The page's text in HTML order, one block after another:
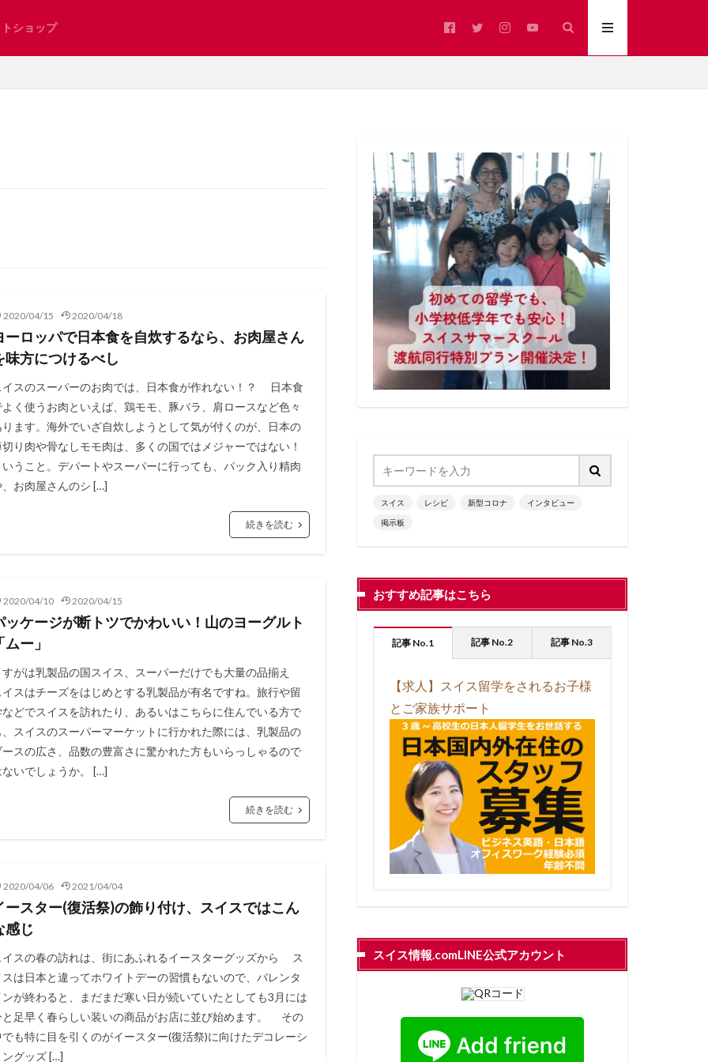
ショップ
2020/04/15 2020/04/18
ーロッパで日本食を自炊するなら、お肉屋さん
味方につけるべし
イスのスーパーのお肉では、日本食が作れない！？ 日本食
よく使うお肉といえば、鶏モモ、豚バラ、肩ロースなど色々
ります。海外でいざ自炊しようとして気が付くのが、日本の
切り肉や骨なしモモ肉は、多くの国ではメジャーではない！
いうこと。デパートやスーパーに行っても、パック入り精肉
、お肉屋さんのシ […]
続きを読む
2020/04/10 2020/04/15
ッケージが断トツでかわいい！山のヨーグルト
ムー」
すがは乳製品の国スイス、スーパーだけでも大量の品揃え
イスはチーズをはじめとする乳製品が有名ですね。旅行や留
などでスイスを訪れたり、あるいはこちらに住んでいる方で
、スイスのスーパーマーケットに行かれた際には、乳製品の
ースの広さ、品数の豊富さに驚かれた方もいらっしゃるので
ないでしょうか。 […]
続きを読む
2020/04/06 2021/04/04
ースター(復活祭)の飾り付け、スイスではこん
感じ
イスの春の訪れは、街にあふれるイースターグッズから ス
スは日本と違ってホワイトデーの習慣もないので、バレンタ
ンが終わると、まだまだ寒い日が続いていたとしても3月には
と足早く春らしい装いの商品がお店に並び始めます。 その
でも特に目を引くのがイースター(復活祭)に向けたデコレーシ
ングッズ […]
スイス レシピ 新型コロナ インタビュー
掲示板
おすすめ記事はこちら
記事 No.1 記事 No.2 記事 No.3
【求人】スイス留学をされるお子様
とご家族サポート
スイス情報.comLINE公式アカウント
お土産 お知らせ とろりん アンティーク イタリア語圏
イベント
カフェ
ジュラ州
スイスの冬
スイスアルプス
スイス隣国 スイス電車の旅 スポーツ
ソメイヨシノ
チューリッヒ州
ツーク州
ヌーシャテル州
フランス語圏
ヨーロッパのトレンド ヨーロッパの春
ヨーロッパの食卓
ヨーロッパの食材 ヨーロッパ情報
ラクレット
リゾート ルガーノ ルツェルン
ローザンヌ
ヴォー州 ヴヴェイ 仕事 便利な生活
子育て
新型コロナウイルス
最新設備 求人
海外生活
絶景スポット 育児